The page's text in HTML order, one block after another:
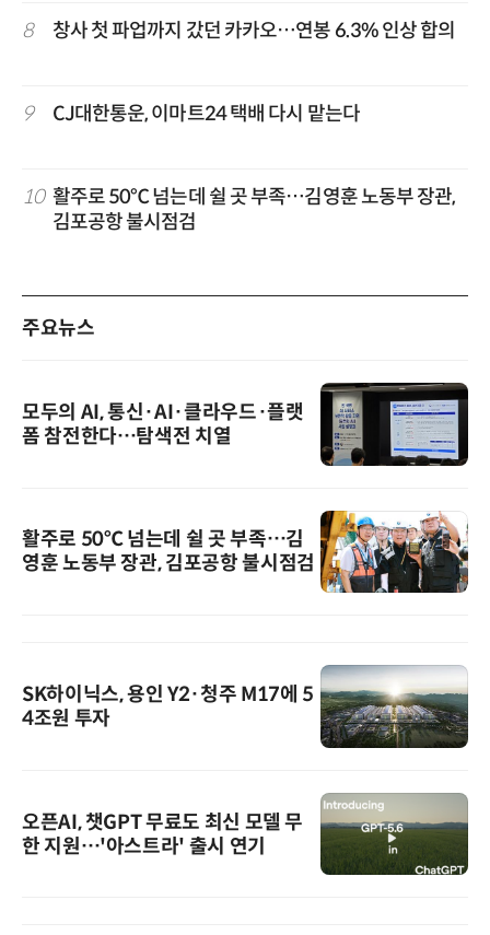
8 창사 첫 파업까지 갔던 카카오…연봉 6.3% 인상 합의
9 CJ대한통운, 이마트24 택배 다시 맡는다
10 활주로 50℃ 넘는데 쉴 곳 부족…김영훈 노동부 장관,
김포공항 불시점검
주요뉴스
모두의 AI, 통신·AI·클라우드·플랫
폼 참전한다…탐색전 치열
활주로 50℃ 넘는데 쉴 곳 부족…김
영훈 노동부 장관, 김포공항 불시점검
SK하이닉스, 용인 Y2·청주 M17에 5
4조원 투자
오픈AI, 챗GPT 무료도 최신 모델 무
한 지원…'아스트라' 출시 연기